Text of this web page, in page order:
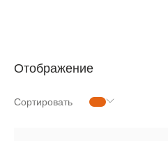
Отображение
Сортировать